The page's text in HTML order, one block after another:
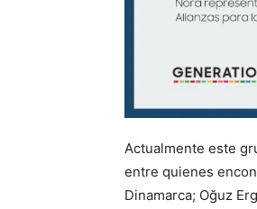
Actualmente este
entre quienes
Dinamarca; Oğuz